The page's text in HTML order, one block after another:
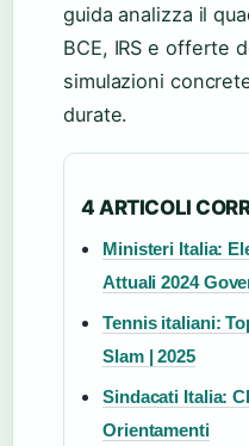
guida analizza il
BCE, IRS e offerte
simulazioni
durate.
4 ARTICOLI
Ministeri Italia:
Attuali 2024
Tennis italiani:
Slam | 2025
Sindacati Italia:
Orientamenti